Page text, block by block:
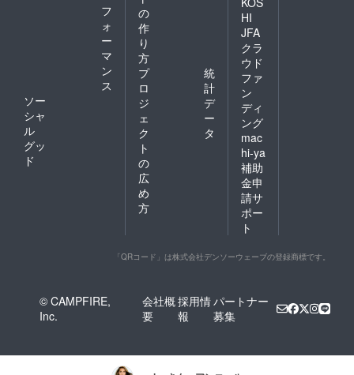
フ
ォ
ー
マ
ン
ス
ソー
シャ
ル
グッ
ド
の
作
り
方
プ
ロ
ジ
ェ
ク
ト
の
広
め
方
統
計
デ
ー
タ
HI
JFA
クラ
ウド
ファ
ン
ディ
ング
mac
hi-ya
補助
金申
請サ
ポー
ト
「QRコード」は株式会社デンソーウェーブの登録商標です。
© CAMPFIRE,
Inc.
会社概
要
採用情
報
パートナー
募集